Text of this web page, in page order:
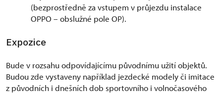
(bezprostředně za vstupem v průjezdu instalace
OPPO – obslužné pole OP).
Expozice
Bude v rozsahu odpovídajícímu původnímu užití objektů.
Budou zde vystaveny například jezdecké modely či imitace
z původních i dnešních dob sportovního i volnočasového